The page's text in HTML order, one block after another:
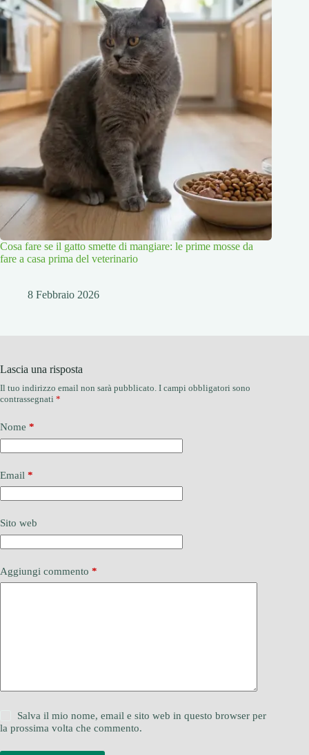
Cosa fare se il gatto smette di mangiare: le prime mosse da
fare a casa prima del veterinario
8 Febbraio 2026
Lascia una risposta
Il tuo indirizzo email non sarà pubblicato. I campi obbligatori sono
contrassegnati *
Nome *
Email *
Sito web
Aggiungi commento *
Salva il mio nome, email e sito web in questo browser per
la prossima volta che commento.